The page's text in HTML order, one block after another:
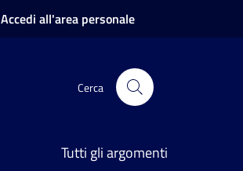
Accedi all'area personale
Cerca
Tutti gli argomenti